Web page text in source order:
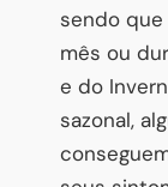
sendo
mês ou
e do
sazonal,